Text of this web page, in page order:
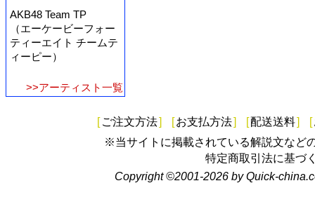
AKB48 Team TP
（エーケービーフォー
ティーエイト チームテ
ィーピー）
>>アーティスト一覧
[ ご注文方法] [お支払方法] [配送送料] [
※当サイトに掲載されている解説文など
特定商取引法に基づ
Copyright ©2001-2026 by Quick-